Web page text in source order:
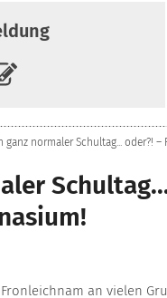
ganz normaler Schultag... oder?!
an vielen